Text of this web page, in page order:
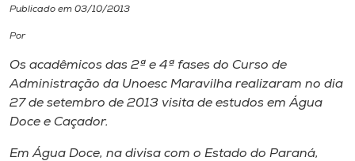
Diplomados
CPA
Biblioteca
Publicado em 03/10/2013
Por
Os acadêmicos das 2ª e 4ª fases do Curso de
Administração da Unoesc Maravilha realizaram no dia
27 de setembro de 2013 visita de estudos em Água
Doce e Caçador.
Em Água Doce, na divisa com o Estado do Paraná,